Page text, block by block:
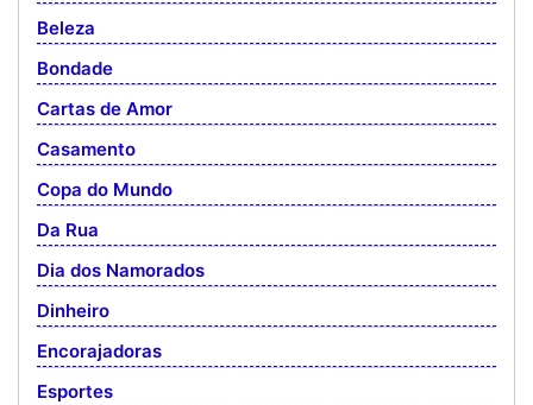
Beleza
Bondade
Cartas de Amor
Casamento
Copa do Mundo
Da Rua
Dia dos Namorados
Dinheiro
Encorajadoras
Esportes